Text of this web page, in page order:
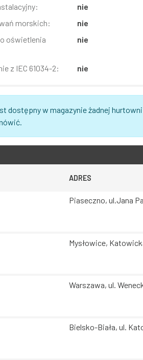
nie
morskich:
nie
oświetlenia
nie
z IEC 61034-2: nie
dostępny w magazynie żadnej
ADRES
Piaseczno, ul.Jana
Mysłowice,
Warszawa, ul.
Bielsko-Biała, ul.